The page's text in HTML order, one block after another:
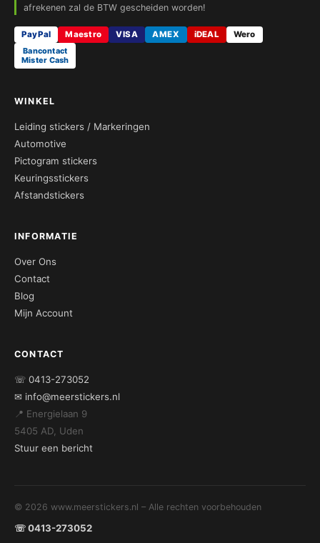
afrekenen zal de BTW gescheiden worden!
PayPal Maestro VISA AMEX iDEAL
Wero
Bancontact
Mister Cash
WINKEL
Leiding stickers / Markeringen
Automotive
Pictogram stickers
Keuringsstickers
Afstandstickers
INFORMATIE
Over Ons
Contact
Blog
Mijn Account
CONTACT
☏ 0413-273052
✉ info@meerstickers.nl
📍 Energielaan 9
5405 AD, Uden
Stuur een bericht
© 2026 www.meerstickers.nl – Alle rechten voorbehouden
☏ 0413-273052